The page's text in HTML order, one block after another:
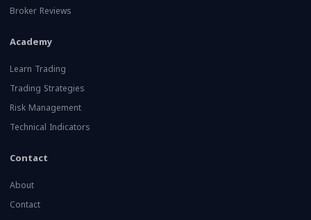
Broker Reviews
Academy
Learn Trading
Trading Strategies
Risk Management
Technical Indicators
Contact
About
Contact